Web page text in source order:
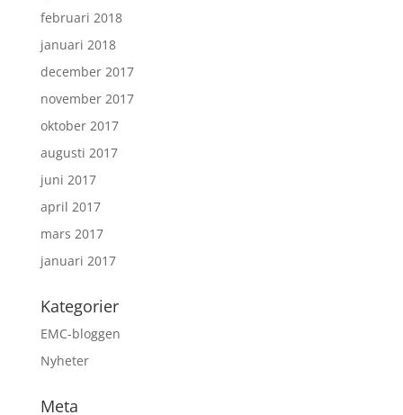
februari 2018
januari 2018
december 2017
november 2017
oktober 2017
augusti 2017
juni 2017
april 2017
mars 2017
januari 2017
Kategorier
EMC-bloggen
Nyheter
Meta